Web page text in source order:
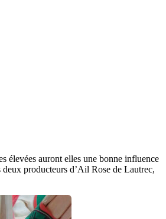
élevées auront elles une bonne influence
producteurs d’Ail Rose de Lautrec,